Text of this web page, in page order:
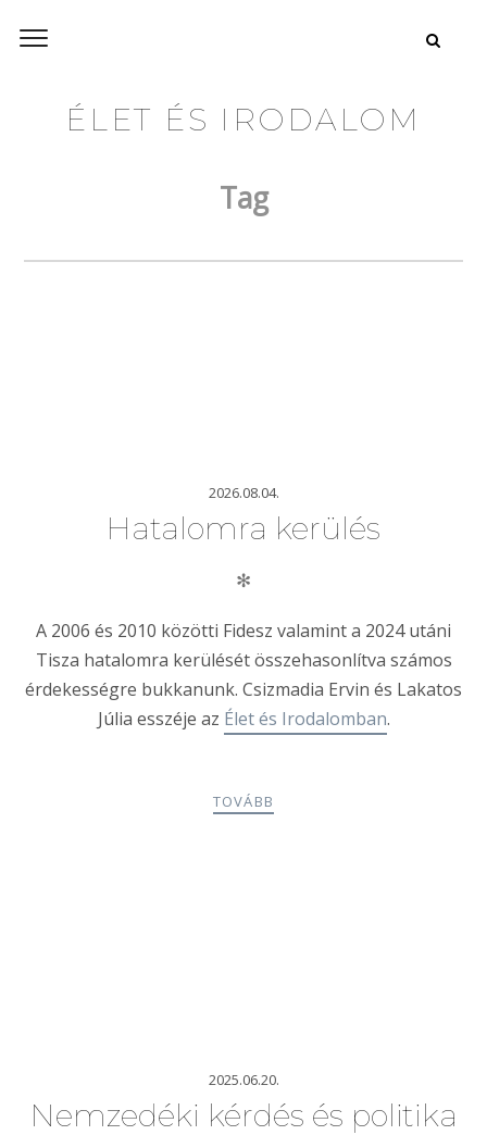
ÉLET ÉS IRODALOM
Tag
2026.08.04.
Hatalomra kerülés
✻
A 2006 és 2010 közötti Fidesz valamint a 2024 utáni
Tisza hatalomra kerülését összehasonlítva számos
érdekességre bukkanunk. Csizmadia Ervin és Lakatos
Júlia esszéje az Élet és Irodalomban.
TOVÁBB
2025.06.20.
Nemzedéki kérdés és politika